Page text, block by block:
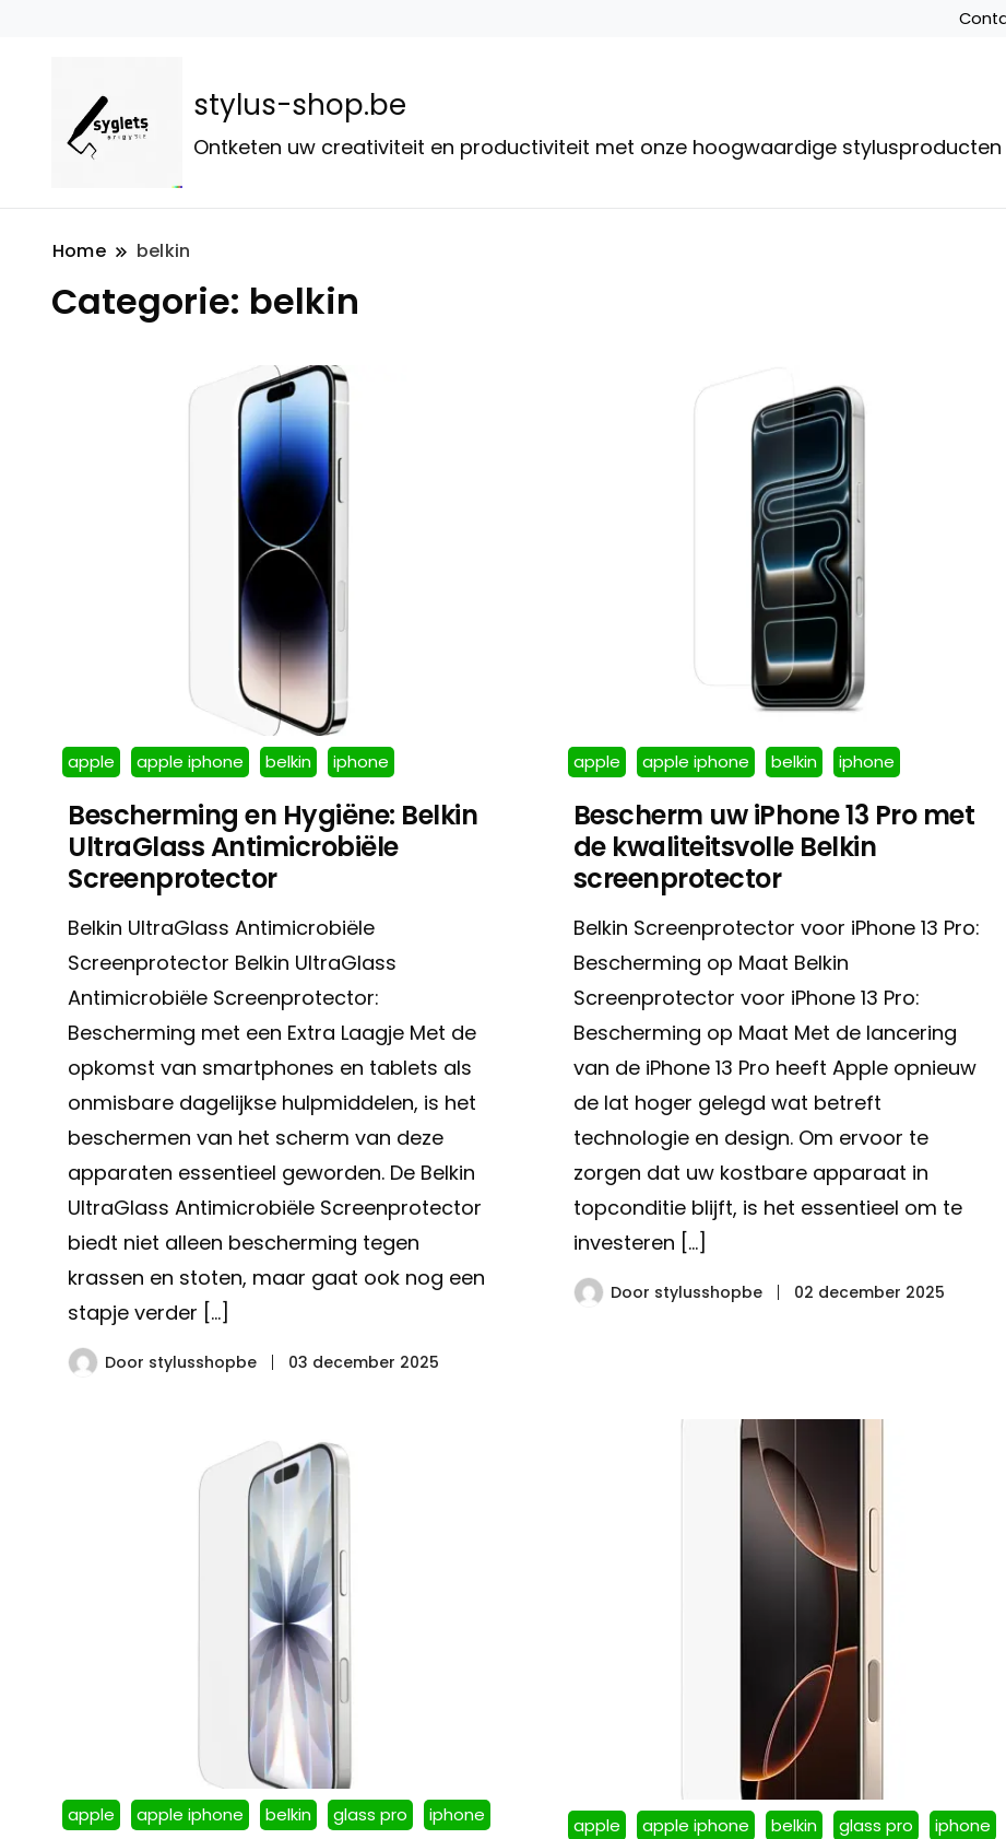
stylus-shop.be
Ontketen uw creativiteit en productiviteit met onze hoogwaardige
Home belkin
Categorie: belkin
apple apple iphone belkin iphone
Bescherming en Hygiëne: Belkin
UltraGlass Antimicrobiële
Screenprotector
Belkin UltraGlass Antimicrobiële
Screenprotector Belkin UltraGlass
Antimicrobiële Screenprotector:
Bescherming met een Extra Laagje Met de
opkomst van smartphones en tablets als
onmisbare dagelijkse hulpmiddelen, is het
beschermen van het scherm van deze
apparaten essentieel geworden. De Belkin
UltraGlass Antimicrobiële Screenprotector
biedt niet alleen bescherming tegen
krassen en stoten, maar gaat ook nog een
stapje verder […]
Door stylusshopbe 03 december 2025
apple apple iphone belkin iphone
Bescherm uw iPhone 13 Pro met
de kwaliteitsvolle Belkin
screenprotector
Belkin Screenprotector voor iPhone 13 Pro:
Bescherming op Maat Belkin
Screenprotector voor iPhone 13 Pro:
Bescherming op Maat Met de lancering
van de iPhone 13 Pro heeft Apple opnieuw
de lat hoger gelegd wat betreft
technologie en design. Om ervoor te
zorgen dat uw kostbare apparaat in
topconditie blijft, is het essentieel om te
investeren […]
Door stylusshopbe 02 december 2025
apple apple iphone belkin glass pro iphone apple apple iphone belkin glass pro
iphone